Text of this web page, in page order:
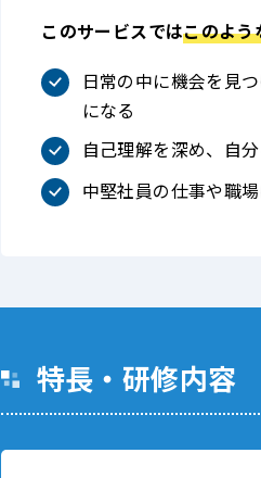
このサービスではこのよう
日常の中に機会を見
になる
自己理解を深め、自
中堅社員の仕事や職
特長・研修内容